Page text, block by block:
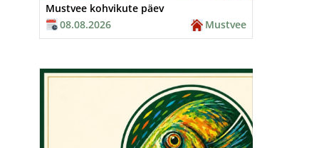
Mustvee kohvikute päev
08.08.2026
Mustvee